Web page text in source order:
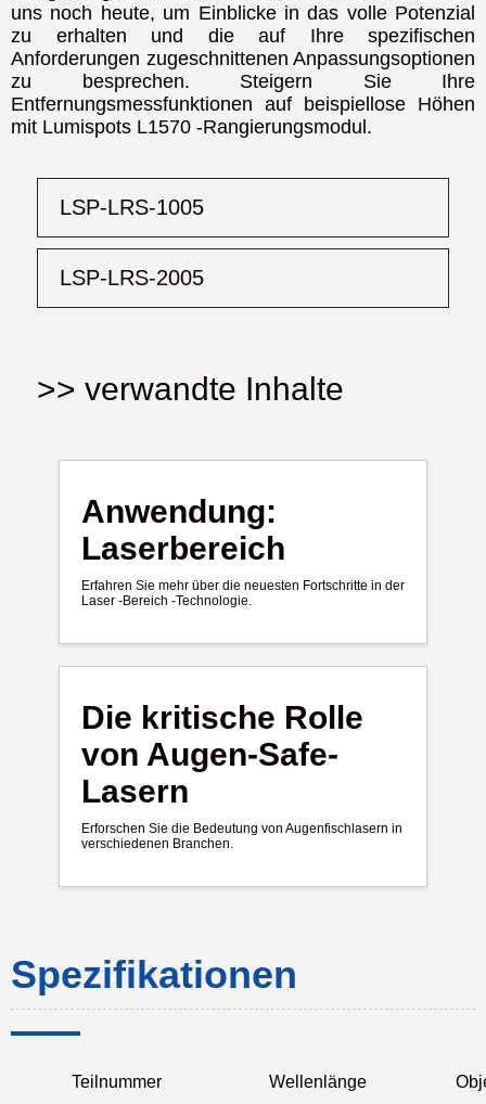
uns noch heute, um Einblicke in das volle Potenzial
zu erhalten und die auf Ihre spezifischen
Anforderungen zugeschnittenen Anpassungsoptionen
zu besprechen. Steigern Sie Ihre
Entfernungsmessfunktionen auf beispiellose Höhen
mit Lumispots L1570 -Rangierungsmodul.
LSP-LRS-1005
LSP-LRS-2005
>> verwandte Inhalte
Anwendung:
Laserbereich
Erfahren Sie mehr über die neuesten Fortschritte in der
Laser -Bereich -Technologie.
Die kritische Rolle
von Augen-Safe-
Lasern
Erforschen Sie die Bedeutung von Augenfischlasern in
verschiedenen Branchen.
Spezifikationen
Teilnummer Wellenlänge